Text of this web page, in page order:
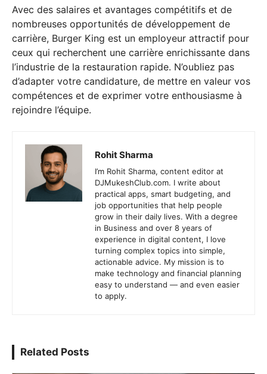
Avec des salaires et avantages compétitifs et de
nombreuses opportunités de développement de
carrière, Burger King est un employeur attractif pour
ceux qui recherchent une carrière enrichissante dans
l’industrie de la restauration rapide. N’oubliez pas
d’adapter votre candidature, de mettre en valeur vos
compétences et de exprimer votre enthousiasme à
rejoindre l’équipe.
Rohit Sharma
I’m Rohit Sharma, content editor at
DJMukeshClub.com. I write about
practical apps, smart budgeting, and
job opportunities that help people
grow in their daily lives. With a degree
in Business and over 8 years of
experience in digital content, I love
turning complex topics into simple,
actionable advice. My mission is to
make technology and financial planning
easy to understand — and even easier
to apply.
Related Posts